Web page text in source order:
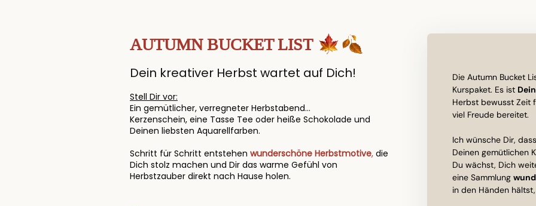
AUTUMN BUCKET LIST
Dein kreativer Herbst wartet auf Dich!
Stell Dir vor:
Ein gemütlicher, verregneter Herbstabend...
Kerzenschein, eine Tasse Tee oder heiße Schokolade und
Deinen liebsten Aquarellfarben.
Schritt für Schritt entstehen wunderschöne Herbstmotive, die
Dich stolz machen und Dir das warme Gefühl von
Herbstzauber direkt nach Hause holen.
Die Autumn Bucket
Kurspaket. Es ist
Herbst bewusst Zeit
viel Freude bereitet.
Ich wünsche Dir,
Deinen gemütlichen
Du wächst, Dich
eine Sammlung
in den Händen